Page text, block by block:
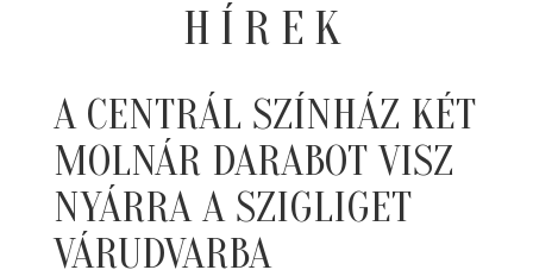
HÍREK
A CENTRÁL SZÍNHÁZ KÉT
MOLNÁR DARABOT VISZ
NYÁRRA A SZIGLIGET
VÁRUDVARBA